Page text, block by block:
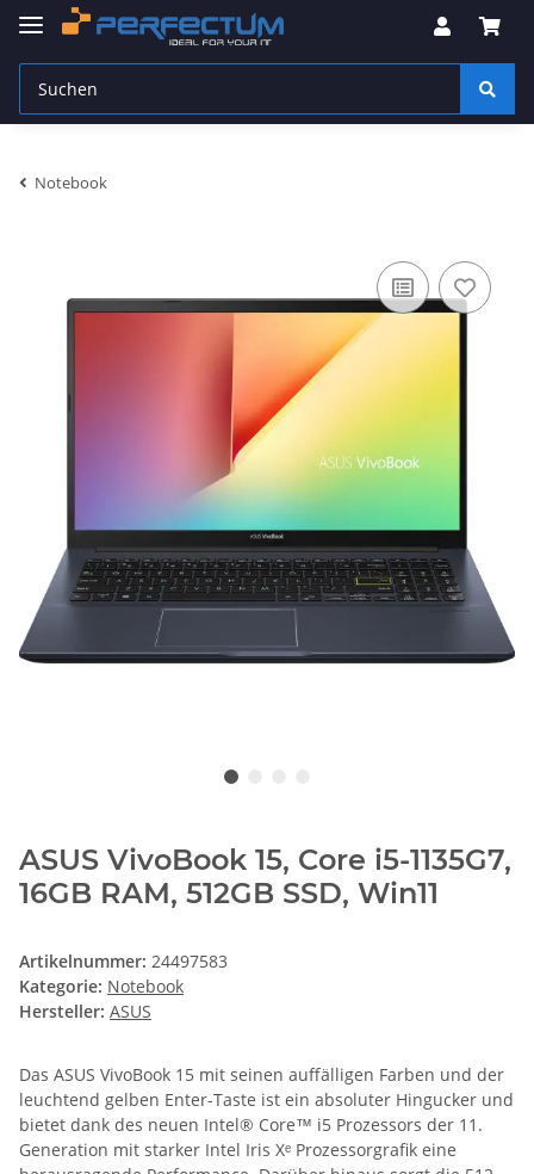
Notebook
ASUS VivoBook 15, Core i5-1135G7,
16GB RAM, 512GB SSD, Win11
Artikelnummer: 24497583
Kategorie: Notebook
Hersteller: ASUS
Das ASUS VivoBook 15 mit seinen auffälligen Farben und der
leuchtend gelben Enter-Taste ist ein absoluter Hingucker und
bietet dank des neuen Intel® Core™ i5 Prozessors der 11.
Generation mit starker Intel Iris Xᵉ Prozessorgrafik eine